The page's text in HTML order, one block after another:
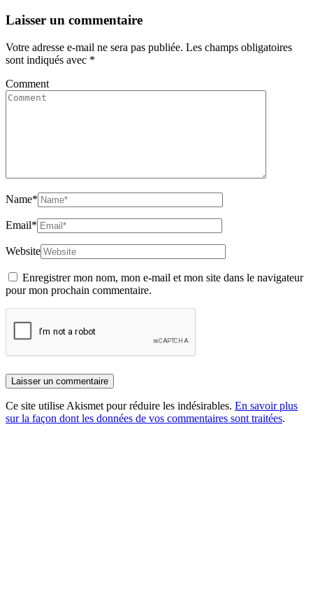
Laisser un commentaire
Votre adresse e-mail ne sera pas publiée. Les champs obligatoires
sont indiqués avec *
Comment
Name*
Email*
Website
Enregistrer mon nom, mon e-mail et mon site dans le navigateur
pour mon prochain commentaire.
Ce site utilise Akismet pour réduire les indésirables. En savoir plus
sur la façon dont les données de vos commentaires sont traitées.